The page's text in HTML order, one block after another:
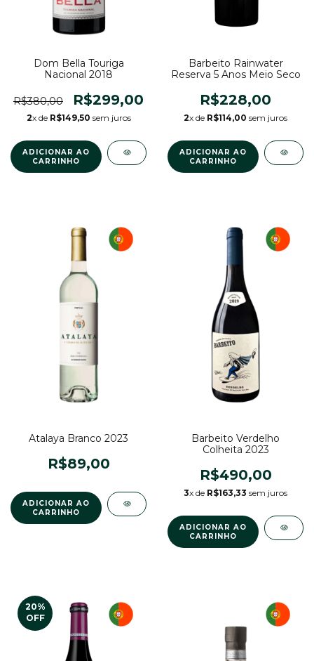
Dom Bella Touriga
Nacional 2018
R$380,00 R$299,00
2x de R$149,50 sem juros
Barbeito Rainwater
Reserva 5 Anos Meio Seco
R$228,00
2x de R$114,00 sem juros
Atalaya Branco 2023
R$89,00
Barbeito Verdelho
Colheita 2023
R$490,00
3x de R$163,33 sem juros
20%
OFF